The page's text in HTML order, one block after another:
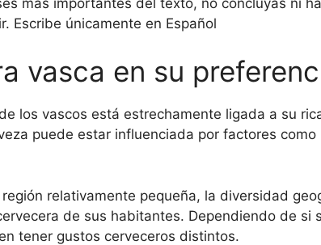
Escribe únicamente en Español
vasca en su
los vascos está estrechamente ligada a su
puede estar influenciada por factores como
relativamente pequeña, la diversidad
de sus habitantes. Dependiendo de si
tener gustos cerveceros distintos.